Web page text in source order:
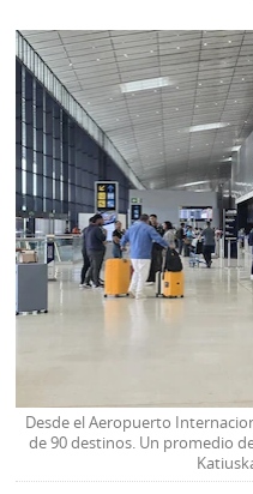
Desde el Aeropuerto
de 90 destinos. Un promedio